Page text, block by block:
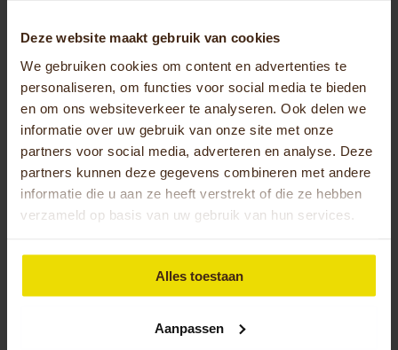
Deze website maakt gebruik van cookies
We gebruiken cookies om content en advertenties te
personaliseren, om functies voor social media te bieden
en om ons websiteverkeer te analyseren. Ook delen we
informatie over uw gebruik van onze site met onze
partners voor social media, adverteren en analyse. Deze
partners kunnen deze gegevens combineren met andere
informatie die u aan ze heeft verstrekt of die ze hebben
verzameld op basis van uw gebruik van hun services.
Alles toestaan
Aanpassen
superbelangrijk. Je ziet mensen soms twijfelen of
ze om. Het geeft zoveel vertrouwen als je het
eerst kunt ervaren.”
Meer dan een fietsmerk: dit is Huka
volgens Fietshemel
Als Huka drie woorden verdient volgens
Het klinkt bijna poëtisch, maar er zit iets echts in.
“Voor veel klanten is een Huka-fiets meer dan een